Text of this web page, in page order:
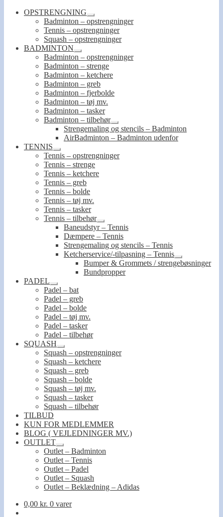
OPSTRENGNING
Udfold
undermenu
Badminton – opstrengninger
Tennis – opstrengninger
Squash – opstrengninger
BADMINTON
Udfold
undermenu
Badminton – opstrengninger
Badminton – strenge
Badminton – ketchere
Badminton – greb
Badminton – fjerbolde
Badminton – tøj mv.
Badminton – tasker
Badminton – tilbehør
Udfold
undermenu
Strengemaling og stencils – Badminton
AirBadminton – Badminton udenfor
TENNIS
Udfold
undermenu
Tennis – opstrengninger
Tennis – strenge
Tennis – ketchere
Tennis – greb
Tennis – bolde
Tennis – tøj mv.
Tennis – tasker
Tennis – tilbehør
Udfold
undermenu
Baneudstyr – Tennis
Dæmpere – Tennis
Strengemaling og stencils – Tennis
Ketcherservice/-tilpasning – Tennis
Udfold
undermenu
Bumper & Grommets / strengebøsninger
Bundpropper
PADEL
Udfold
undermenu
Padel – bat
Padel – greb
Padel – bolde
Padel – tøj mv.
Padel – tasker
Padel – tilbehør
SQUASH
Udfold
undermenu
Squash – opstrengninger
Squash – ketchere
Squash – greb
Squash – bolde
Squash – tøj mv.
Squash – tasker
Squash – tilbehør
TILBUD
KUN FOR MEDLEMMER
BLOG ( VEJLEDNINGER MV.)
OUTLET
Udfold
undermenu
Outlet – Badminton
Outlet – Tennis
Outlet – Padel
Outlet – Squash
Outlet – Beklædning – Adidas
0,00 kr. 0 varer